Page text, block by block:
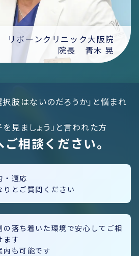
リボーンクリニック大阪院
院長 青木 晃
肢はないのだろうか」と悩まれ
を見ましょう」と言われた方
相談ください。
・適応
りと ご質問ください
の落ち着いた環境で安心してご相
ます
内も可能です